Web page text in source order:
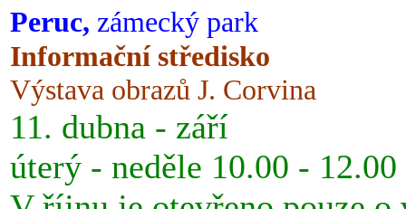
Peruc, zámecký park
Informační středisko
Výstava obrazů J. Corvina
11. dubna - září
úterý - neděle 10.00 -